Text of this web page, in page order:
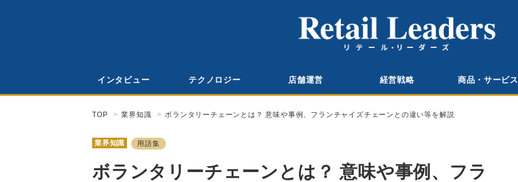
インタビュー テクノロジー 店舗運営 経営戦略 商品・サービス
TOP 業界知識 ボランタリーチェーンとは？ 意味や事例、フランチャイズチェーンとの違い等を解説
業界知識 用語集
ボランタリーチェーンとは？ 意味や事例、フラ